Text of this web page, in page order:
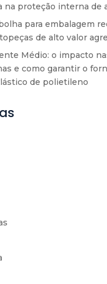
na proteção interna de
para embalagem
de alto valor
Médio: o impacto
e como garantir o
de polietileno